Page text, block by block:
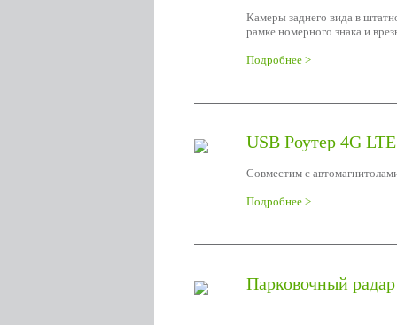
Камеры заднего вида в
рамке номерного знака и
Подробнее >
USB Роутер 4G LTE
Совместим с
Подробнее >
Парковочный